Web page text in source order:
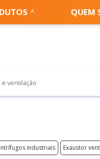
QUEM
ventilação
industriais Exaustor